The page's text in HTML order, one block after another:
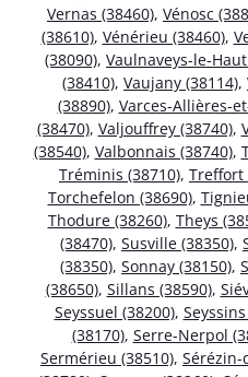
Vernas (38460), Vénosc
(38610), Vénérieu (38460),
(38090), Vaulnaveys-le-
(38410), Vaujany (38114),
(38890), Varces-Allières-
(38470), Valjouffrey (38740),
(38540), Valbonnais (38740),
Tréminis (38710), Treffort
Torchefelon (38690),
Thodure (38260), Theys
(38470), Susville (38350),
(38350), Sonnay (38150),
(38650), Sillans (38590),
Seyssuel (38200),
(38170), Serre-Nerpol
Sermérieu (38510), Sérézin-